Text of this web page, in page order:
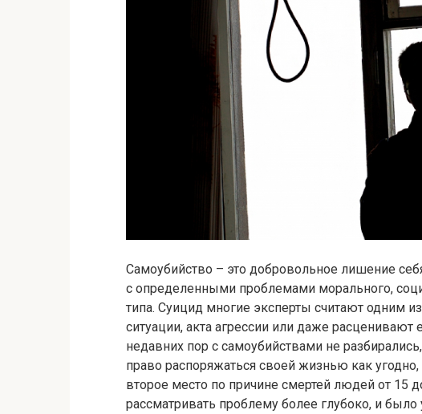
Самоубийство – это добровольное лишение
с определенными проблемами морального,
типа. Суицид многие эксперты считают одним
ситуации, акта агрессии или даже
недавних пор с самоубийствами не
право распоряжаться своей жизнью как
второе место по причине смертей людей от 15
рассматривать проблему более глубоко, и